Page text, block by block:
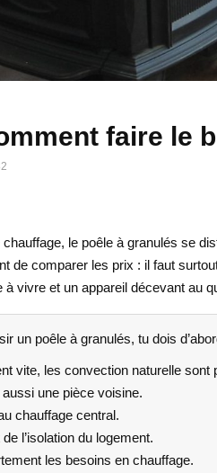
faire le
le poêle à granulés se
de comparer les prix : il faut
vivre et un appareil décevant au
un poêle à granulés, tu dois
vite, les convection naturelle sont
une pièce voisine.
chauffage central.
l’isolation du logement.
les besoins en chauffage.